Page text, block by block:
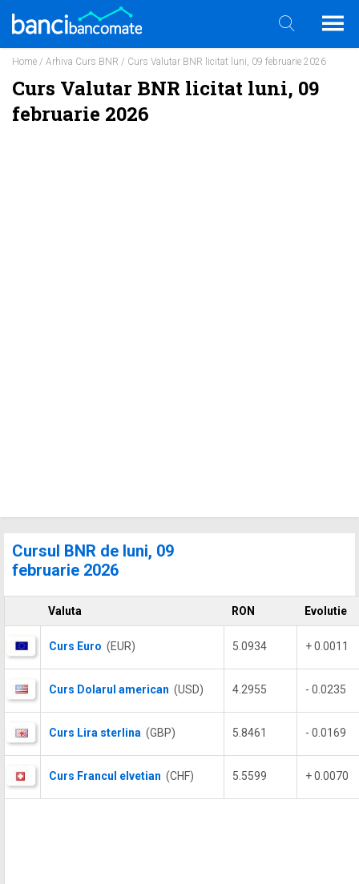
Home / Arhiva Curs BNR / Curs Valutar BNR licitat luni, 09 februarie 2026
Curs Valutar BNR licitat luni, 09
februarie 2026
Cursul BNR de luni, 09
februarie 2026
Valuta RON Evolutie
Curs Euro (EUR) 5.0934 + 0.0011
Curs Dolarul american (USD) 4.2955 - 0.0235
Curs Lira sterlina (GBP) 5.8461 - 0.0169
Curs Francul elvetian (CHF) 5.5599 + 0.0070